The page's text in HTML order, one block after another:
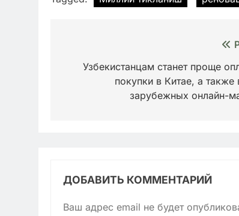
записям
Узбекистанцам станет проще
покупки в Китае, а
зарубежных онлайн-
ДОБАВИТЬ КОММЕНТАРИЙ
Ваш адрес email не будет